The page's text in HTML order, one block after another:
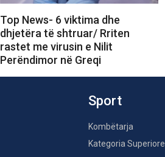
Top News- 6 viktima dhe
dhjetëra të shtruar/ Rriten
rastet me virusin e Nilit
Perëndimor në Greqi
Sport
Kombëtarja
Kategoria Superiore